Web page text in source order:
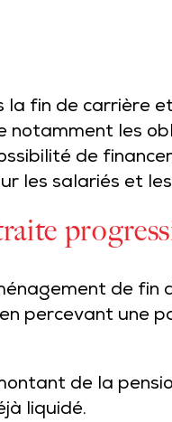
fin de carrière
les
de
les salariés et
de
percevant une
de la
liquidé.